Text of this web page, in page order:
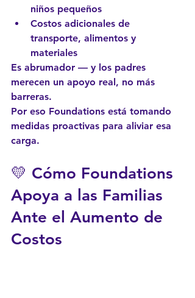
niños pequeños
Costos adicionales de
transporte, alimentos y
materiales
Es abrumador — y los padres
merecen un apoyo real, no más
barreras.
Por eso Foundations está tomando
medidas proactivas para aliviar esa
carga.
💛 Cómo Foundations
Apoya a las Familias
Ante el Aumento de
Costos